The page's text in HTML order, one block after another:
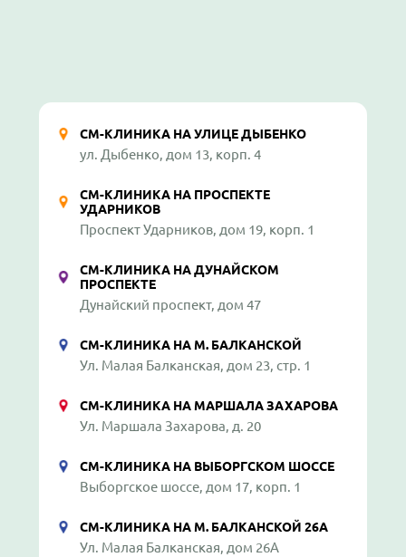
СМ-КЛИНИКА НА УЛИЦЕ ДЫБЕНКО
ул. Дыбенко, дом 13, корп. 4
СМ-КЛИНИКА НА ПРОСПЕКТЕ
УДАРНИКОВ
Проспект Ударников, дом 19, корп. 1
СМ-КЛИНИКА НА ДУНАЙСКОМ
ПРОСПЕКТЕ
Дунайский проспект, дом 47
СМ-КЛИНИКА НА М. БАЛКАНСКОЙ
Ул. Малая Балканская, дом 23, стр. 1
СМ-КЛИНИКА НА МАРШАЛА ЗАХАРОВА
Ул. Маршала Захарова, д. 20
СМ-КЛИНИКА НА ВЫБОРГСКОМ ШОССЕ
Выборгское шоссе, дом 17, корп. 1
СМ-КЛИНИКА НА М. БАЛКАНСКОЙ 26А
Ул. Малая Балканская, дом 26А